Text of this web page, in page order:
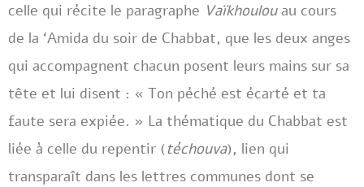
celle qui récite le paragraphe Vaïkhoulouau cours
de la ‘Amida du soir de Chabbat, que les deux anges
qui accompagnent chacun posent leurs mains sur sa
tête et lui disent : « Ton péché est écarté et ta
faute sera expiée. » La thématique du Chabbat est
liée à celle du repentir (téchouva), lien qui
transparaît dans les lettres communes dont se